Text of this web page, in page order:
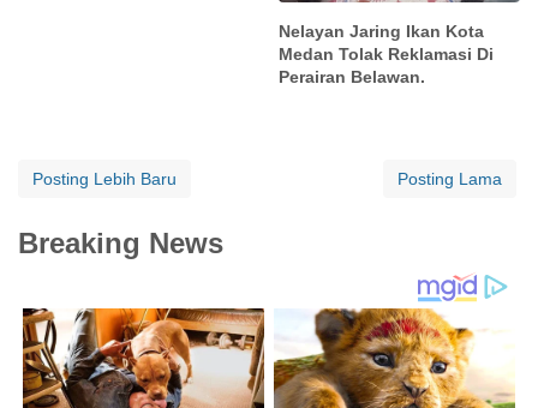
Nelayan Jaring Ikan Kota
Medan Tolak Reklamasi Di
Perairan Belawan.
Posting Lebih Baru Posting Lama
Breaking News